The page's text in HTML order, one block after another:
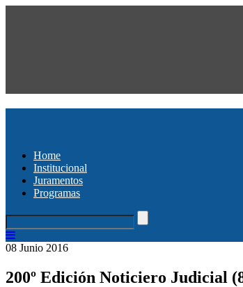
Home
Institucional
Juramentos
Programas
08 Junio 2016
200º Edición Noticiero Judicial